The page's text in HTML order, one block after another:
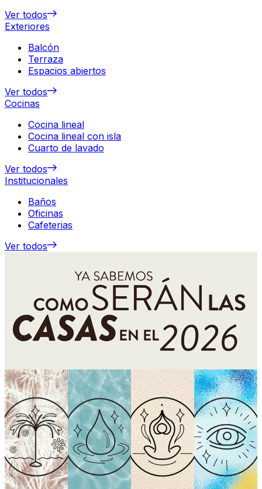
Ver todos
Exteriores
Balcón
Terraza
Espacios abiertos
Ver todos
Cocinas
Cocina lineal
Cocina lineal con isla
Cuarto de lavado
Ver todos
Institucionales
Baños
Oficinas
Cafeterias
Ver todos